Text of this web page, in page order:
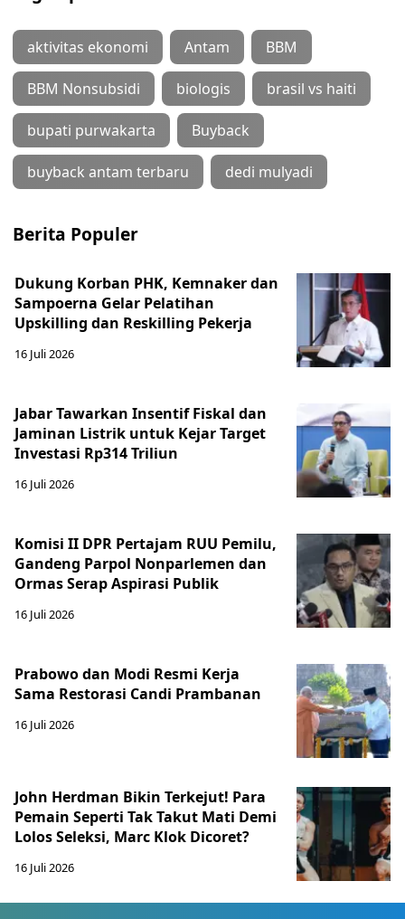
aktivitas ekonomi Antam BBM
BBM Nonsubsidi biologis brasil vs haiti
bupati purwakarta Buyback
buyback antam terbaru dedi mulyadi
Berita Populer
Dukung Korban PHK, Kemnaker dan
Sampoerna Gelar Pelatihan
Upskilling dan Reskilling Pekerja
16 Juli 2026
Jabar Tawarkan Insentif Fiskal dan
Jaminan Listrik untuk Kejar Target
Investasi Rp314 Triliun
16 Juli 2026
Komisi II DPR Pertajam RUU Pemilu,
Gandeng Parpol Nonparlemen dan
Ormas Serap Aspirasi Publik
16 Juli 2026
Prabowo dan Modi Resmi Kerja
Sama Restorasi Candi Prambanan
16 Juli 2026
John Herdman Bikin Terkejut! Para
Pemain Seperti Tak Takut Mati Demi
Lolos Seleksi, Marc Klok Dicoret?
16 Juli 2026